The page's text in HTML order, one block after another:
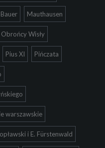
Mauthausen
Obrońcy Wisły
Pius XI Pińczata
warszawskie
i E. Fürstenwald